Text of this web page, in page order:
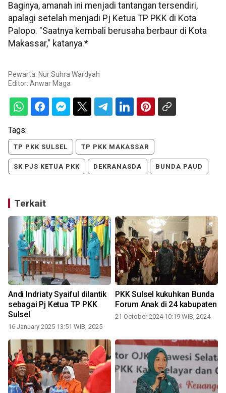
Baginya, amanah ini menjadi tantangan tersendiri,
apalagi setelah menjadi Pj Ketua TP PKK di Kota
Palopo. "Saatnya kembali berusaha berbaur di Kota
Makassar," katanya.*
Pewarta: Nur Suhra Wardyah
Editor: Anwar Maga
Tags:
TP PKK SULSEL TP PKK MAKASSAR
SK PJS KETUA PKK DEKRANASDA BUNDA PAUD
Terkait
Andi Indriaty Syaiful dilantik
sebagai Pj Ketua TP PKK
Sulsel
16 January 2025 13:51 WIB, 2025
PKK Sulsel kukuhkan Bunda
Forum Anak di 24 kabupaten
21 October 2024 10:19 WIB, 2024